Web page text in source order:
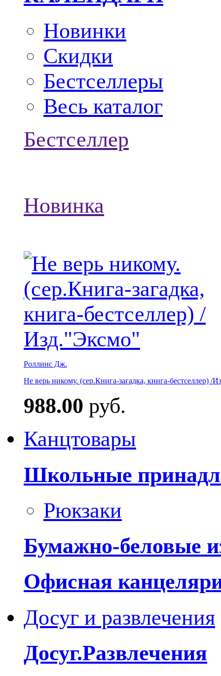
Новинки
Скидки
Бестселлеры
Весь каталог
Бестселлер
Новинка
Роллинс Дж.
Не верь никому. (сер.Книга-загадка, книга-бестселлер) /
988.00 руб.
Канцтовары
Школьные
Рюкзаки
Бумажно-беловые
Офисная
Досуг и развлечения
Досуг.Развлечения